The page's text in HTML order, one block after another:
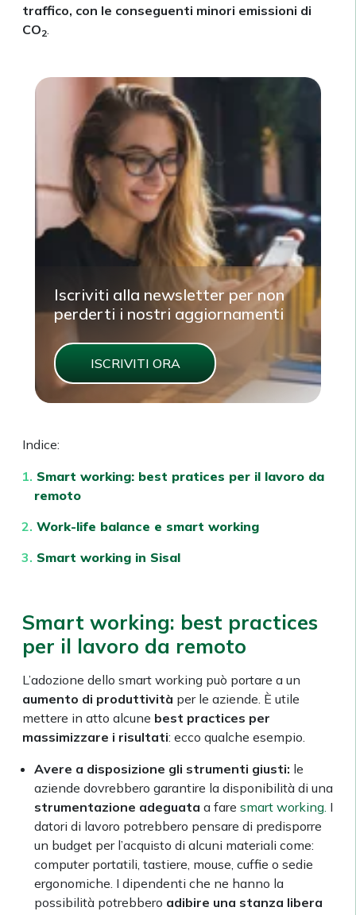
traffico, con le conseguenti minori emissioni di
CO2
Iscriviti alla newsletter per non
perderti i nostri aggiornamenti
ISCRIVITI ORA
Indice:
Smart working: best pratices per il lavoro da
remoto
Work-life balance e smart working
Smart working in Sisal
Smart working: best practices
per il lavoro da remoto
L’adozione dello smart working può portare a un
aumento di produttività per le aziende. È utile
mettere in atto alcune best practices per
massimizzare i risultati: ecco qualche esempio.
Avere a disposizione gli strumenti giusti: le
aziende dovrebbero garantire la disponibilità di una
strumentazione adeguata a fare smart working. I
datori di lavoro potrebbero pensare di predisporre
un budget per l’acquisto di alcuni materiali come:
computer portatili, tastiere, mouse, cuffie o sedie
ergonomiche. I dipendenti che ne hanno la
possibilità potrebbero adibire una stanza libera